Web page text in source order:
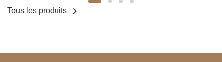
Tous les produits 